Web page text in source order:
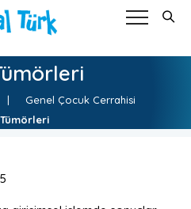
|
Genel Çocuk Cerrahisi